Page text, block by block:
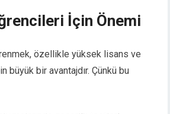
İçin Önemi
özellikle yüksek lisans ve
büyük bir avantajdır. Çünkü bu